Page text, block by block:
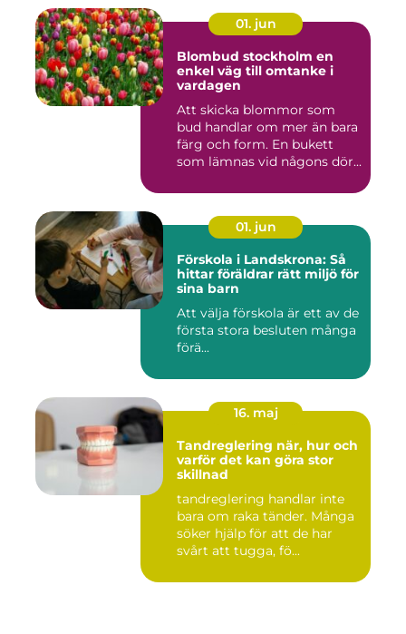
01. jun
Blombud stockholm en
enkel väg till omtanke i
vardagen
Att skicka blommor som
bud handlar om mer än bara
färg och form. En bukett
som lämnas vid någons dör...
01. jun
Förskola i Landskrona: Så
hittar föräldrar rätt miljö för
sina barn
Att välja förskola är ett av de
första stora besluten många
förä...
16. maj
Tandreglering när, hur och
varför det kan göra stor
skillnad
tandreglering handlar inte
bara om raka tänder. Många
söker hjälp för att de har
svårt att tugga, fö...